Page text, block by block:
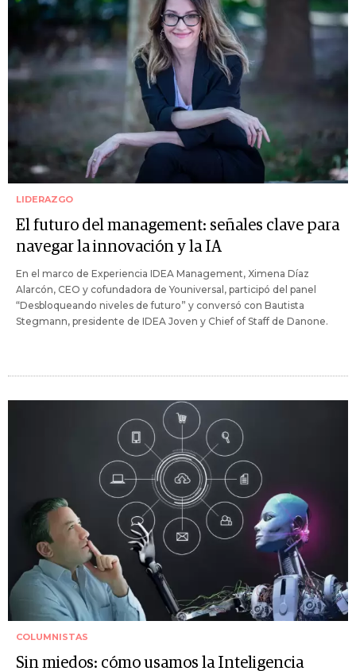
LIDERAZGO
El futuro del management: señales clave para
navegar la innovación y la IA
En el marco de Experiencia IDEA Management, Ximena Díaz
Alarcón, CEO y cofundadora de Youniversal, participó del panel
“Desbloqueando niveles de futuro” y conversó con Bautista
Stegmann, presidente de IDEA Joven y Chief of Staff de Danone.
COLUMNISTAS
Sin miedos: cómo usamos la Inteligencia